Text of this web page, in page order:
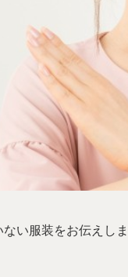
い服装をお伝えしま